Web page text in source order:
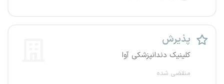
پذیرش
کلینیک دندانپزشکی آوا
منقضی شده